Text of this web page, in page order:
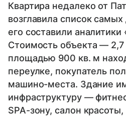
Квартира недалеко от
возглавила список
его составили
Стоимость объекта —
площадью 900 кв. м
переулке, покупатель
машино-места. Здание
инфраструктуру —
SPA-зону, салон